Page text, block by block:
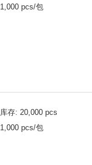
1,000 pcs/包
库存: 20,000 pcs
1,000 pcs/包